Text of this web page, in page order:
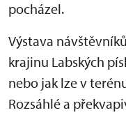
pocházel.
Výstava
krajinu Labských
nebo jak lze v
Rozsáhlé a